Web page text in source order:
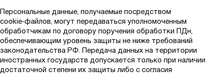
Персональные данные, получаемые посредством
cookie‑файлов, могут передаваться уполномоченным
обработчикам по договору поручения обработки ПДн,
обеспечивающим уровень защиты не ниже требований
законодательства РФ. Передача данных на территории
иностранных государств допускается только при наличии
достаточной степени их защиты либо с согласия